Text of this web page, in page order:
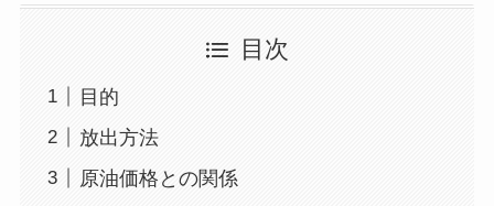
目次
目的
放出方法
原油価格との関係